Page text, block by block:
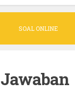
SOAL ONLINE